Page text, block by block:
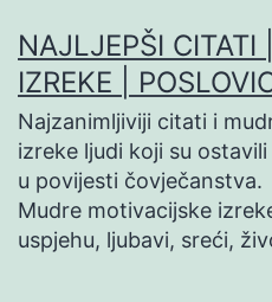
na
sadržaj
NAJLJEPŠI CITATI |
IZREKE |
Najzanimljiviji citati i
izreke ljudi koji su
u povijesti čovječanstva.
Mudre motivacijske
uspjehu, ljubavi, sreći,